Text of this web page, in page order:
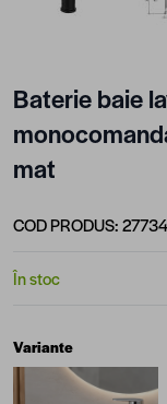
Baterie baie
mat
COD PRODUS:
În stoc
Variante